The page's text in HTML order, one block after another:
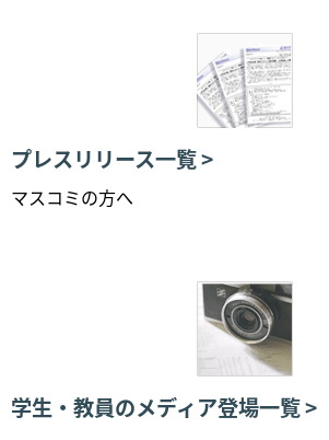
プレスリリース一覧
マスコミの方へ
学生・教員のメディア登場一覧